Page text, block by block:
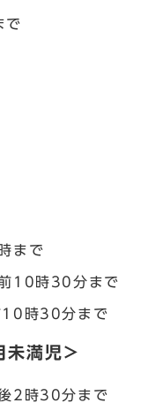
で
まで
10時30分まで
時30分まで
未満児＞
2時30分まで